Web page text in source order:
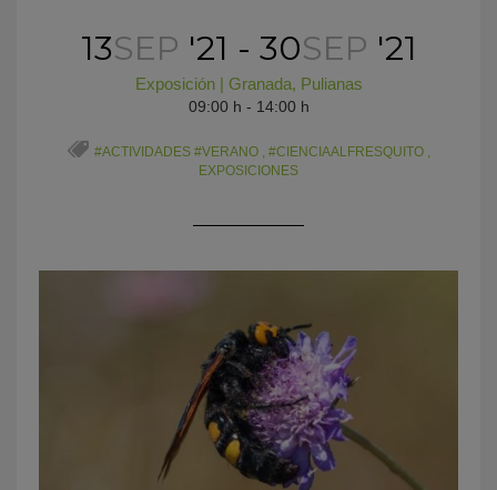
13SEP '21 - 30SEP '21
Exposición| Granada, Pulianas
09:00 h - 14:00 h
#ACTIVIDADES #VERANO, #CIENCIAALFRESQUITO,
EXPOSICIONES